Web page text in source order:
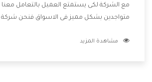
مع الشركة لكى يستمتع العميل بالتعامل معنا
متواجدين بشكل مميز فى الاسواق فنحن شركة
الشركة بها والتى تكون منها خدمة الصيانة
مشاهدة المزيد